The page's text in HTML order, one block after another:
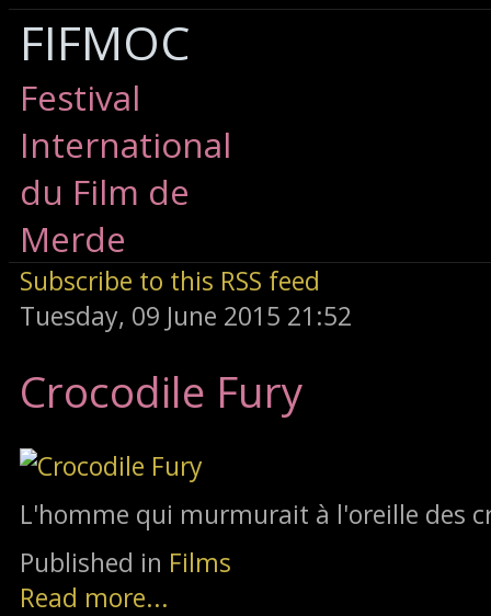
FIFMOC
Festival
International
du Film de
Merde
Subscribe to this RSS feed
Tuesday, 09 June 2015 21:52
Crocodile Fury
L'homme qui murmurait à l'oreille des
Published in Films
Read more...